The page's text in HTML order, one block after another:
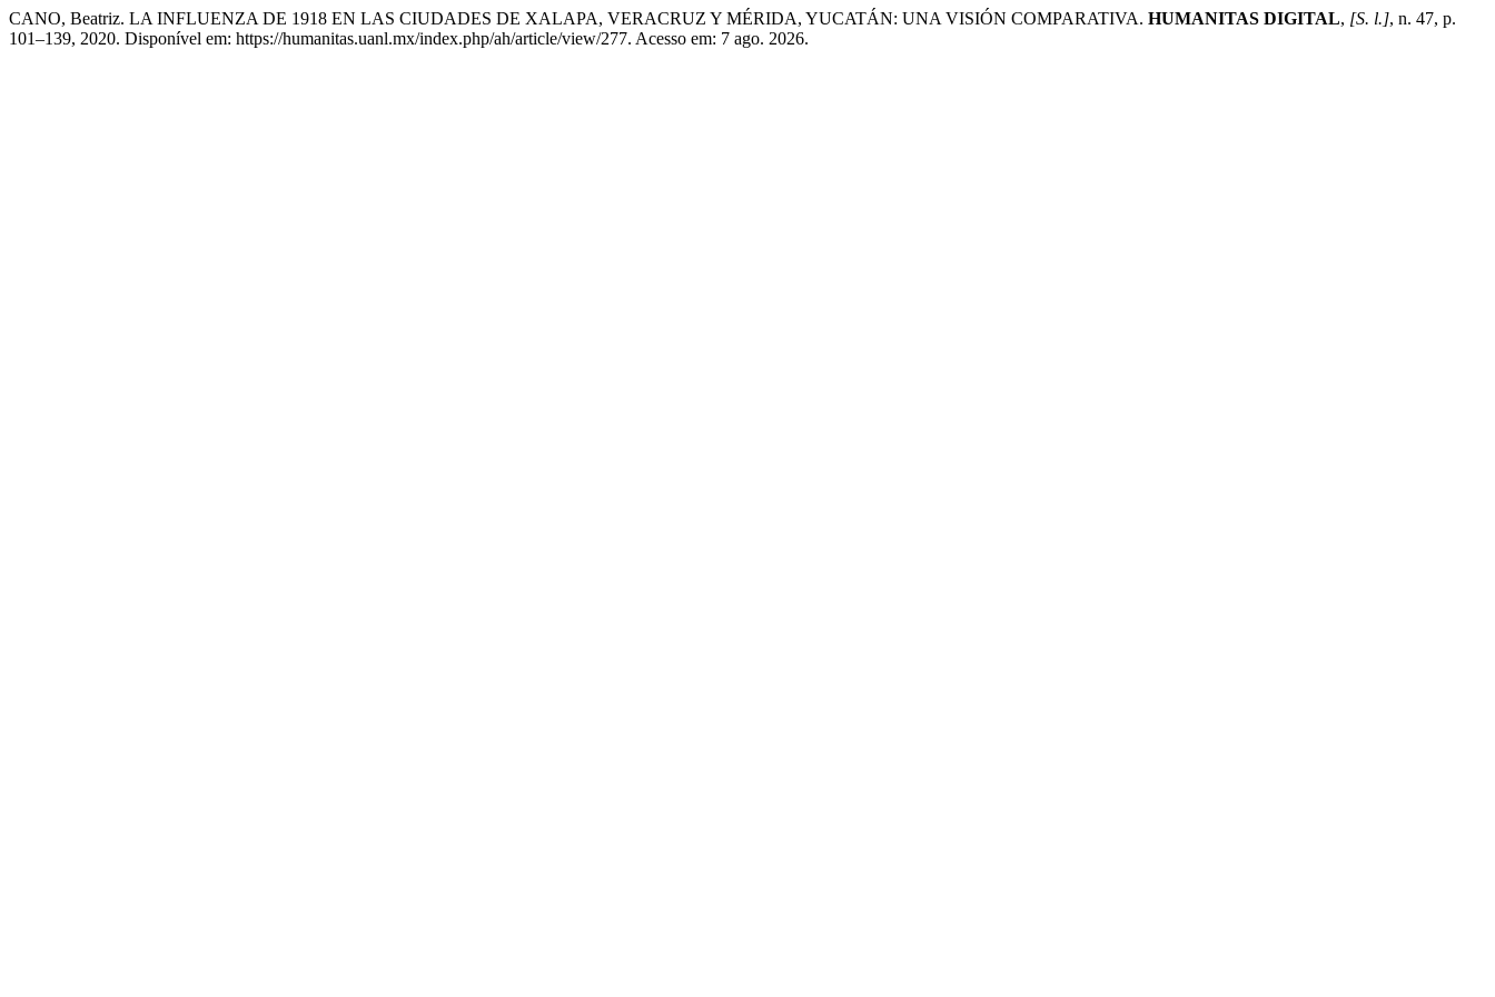
CANO, Beatriz. LA INFLUENZA DE 1918 EN LAS CIUDADES DE XALAPA, VERACRUZ Y MÉRIDA, YUCATÁN: UNA VISIÓN COMPARATIVA. HUMANITAS DIGITAL, [S. l.], n. 47, p.
101–139, 2020. Disponível em: https://humanitas.uanl.mx/index.php/ah/article/view/277. Acesso em: 7 ago. 2026.